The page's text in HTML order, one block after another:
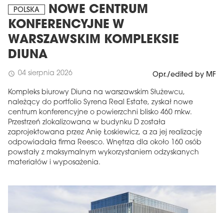
POLSKA
NOWE CENTRUM
KONFERENCYJNE W
WARSZAWSKIM KOMPLEKSIE
DIUNA
schedule 04 sierpnia 2026 Opr./edited by MF
Kompleks biurowy Diuna na warszawskim Służewcu,
należący do portfolio Syrena Real Estate, zyskał nowe
centrum konferencyjne o powierzchni blisko 460 mkw.
Przestrzeń zlokalizowana w budynku D została
zaprojektowana przez Anię Łoskiewicz, a za jej realizację
odpowiadała firma Reesco. Wnętrza dla około 160 osób
powstały z maksymalnym wykorzystaniem odzyskanych
materiałów i wyposażenia.